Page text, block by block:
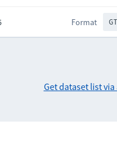
Format
Get dataset list via